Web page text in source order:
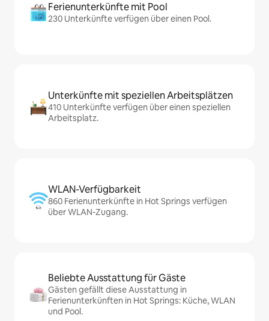
Ferienunterkünfte mit Pool
230 Unterkünfte verfügen über einen Pool.
Unterkünfte mit speziellen Arbeitsplätzen
410 Unterkünfte verfügen über einen speziellen
Arbeitsplatz.
WLAN-Verfügbarkeit
860 Ferienunterkünfte in Hot Springs verfügen
über WLAN-Zugang.
Beliebte Ausstattung für Gäste
Gästen gefällt diese Ausstattung in
Ferienunterkünften in Hot Springs: Küche, WLAN
und Pool.